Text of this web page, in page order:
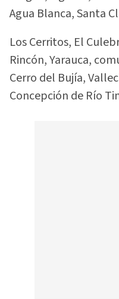
Agua Blanca, Santa
Los Cerritos, El
Rincón, Yarauca,
Cerro del Bujía,
Concepción de Río